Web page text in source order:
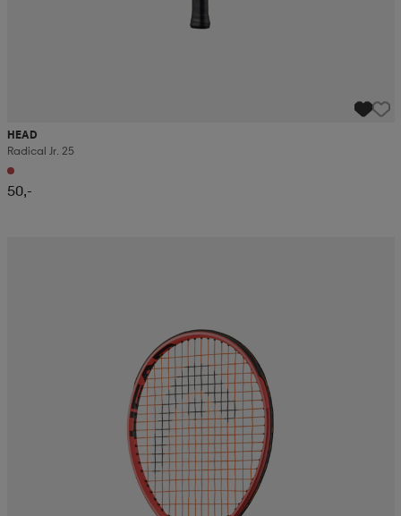
HEAD
Radical Jr. 25
50,-